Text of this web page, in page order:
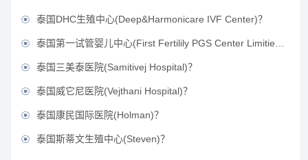
 泰国DHC生殖中心(Deep&Harmonicare IVF Center)？
 泰国第一试管婴儿中心(First Fertilily PGS Center Limitied)？
 泰国三美泰医院(Samitivej Hospital)？
 泰国威它尼医院(Vejthani Hospital)？
 泰国康民国际医院(Holman)？
 泰国斯蒂文生殖中心(Steven)？